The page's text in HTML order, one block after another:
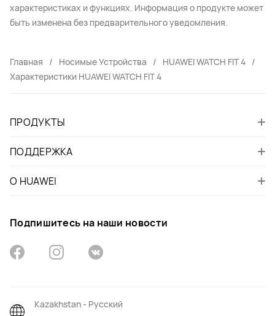
характеристиках и функциях. Информация о продукте может
быть изменена без предварительного уведомления.
Главная Носимые Устройства
HUAWEI WATCH FIT 4
Характеристики HUAWEI WATCH FIT 4
ПРОДУКТЫ
ПОДДЕРЖКА
О HUAWEI
Подпишитесь на наши новости
Kazakhstan - Русский